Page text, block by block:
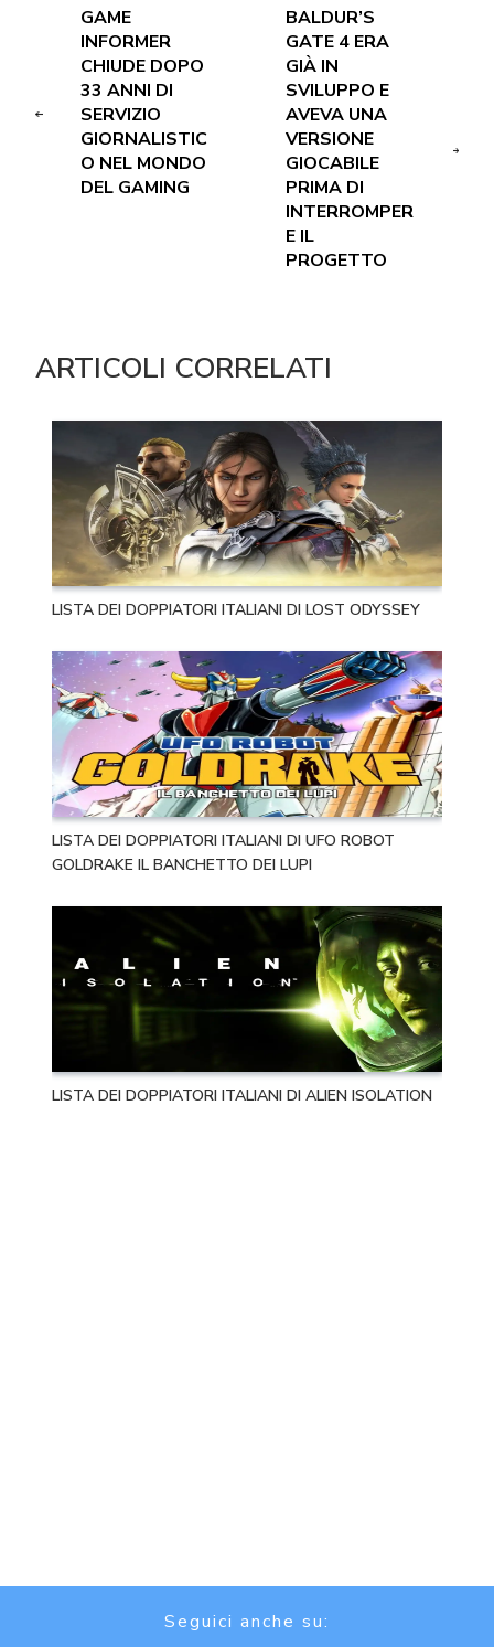
GAME
INFORMER
CHIUDE DOPO
33 ANNI DI
SERVIZIO
GIORNALISTIC
O NEL MONDO
DEL GAMING
BALDUR’S
GATE 4 ERA
GIÀ IN
SVILUPPO E
AVEVA UNA
VERSIONE
GIOCABILE
PRIMA DI
INTERROMPER
E IL
PROGETTO
ARTICOLI CORRELATI
LISTA DEI DOPPIATORI ITALIANI DI LOST ODYSSEY
LISTA DEI DOPPIATORI ITALIANI DI UFO ROBOT
GOLDRAKE IL BANCHETTO DEI LUPI
LISTA DEI DOPPIATORI ITALIANI DI ALIEN ISOLATION
Seguici anche su: